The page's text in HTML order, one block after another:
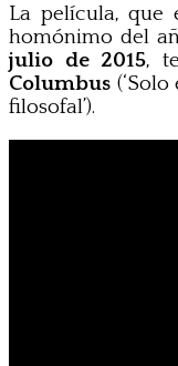
La película, que
homónimo del
julio de 2015,
Columbus
filosofal’).